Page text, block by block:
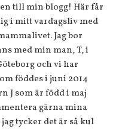
till min blogg! Här får
i mitt vardagsliv med
Jag bor
med min man, T, i
och vi har
föddes i juni 2014
J som är född i maj
gärna mina
tycker det är så kul